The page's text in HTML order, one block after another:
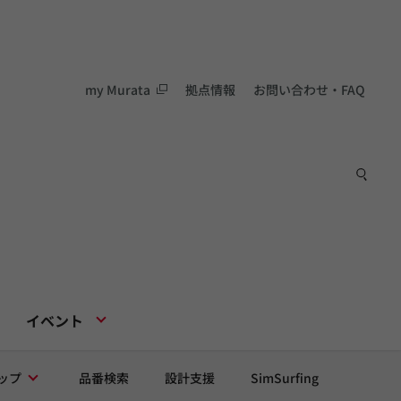
my Murata 拠点情報 お問い合わせ・FAQ
イベント
プ 品番検索 設計支援 SimSurfing